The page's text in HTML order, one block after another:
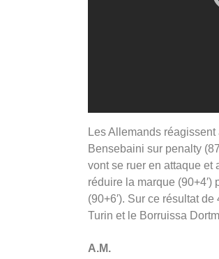
Les Allemands
Bensebaini sur penalty
vont se ruer en attaque et
réduire la marque
(90+6′). Sur ce résultat
Turin et le Borruissa
A.M.